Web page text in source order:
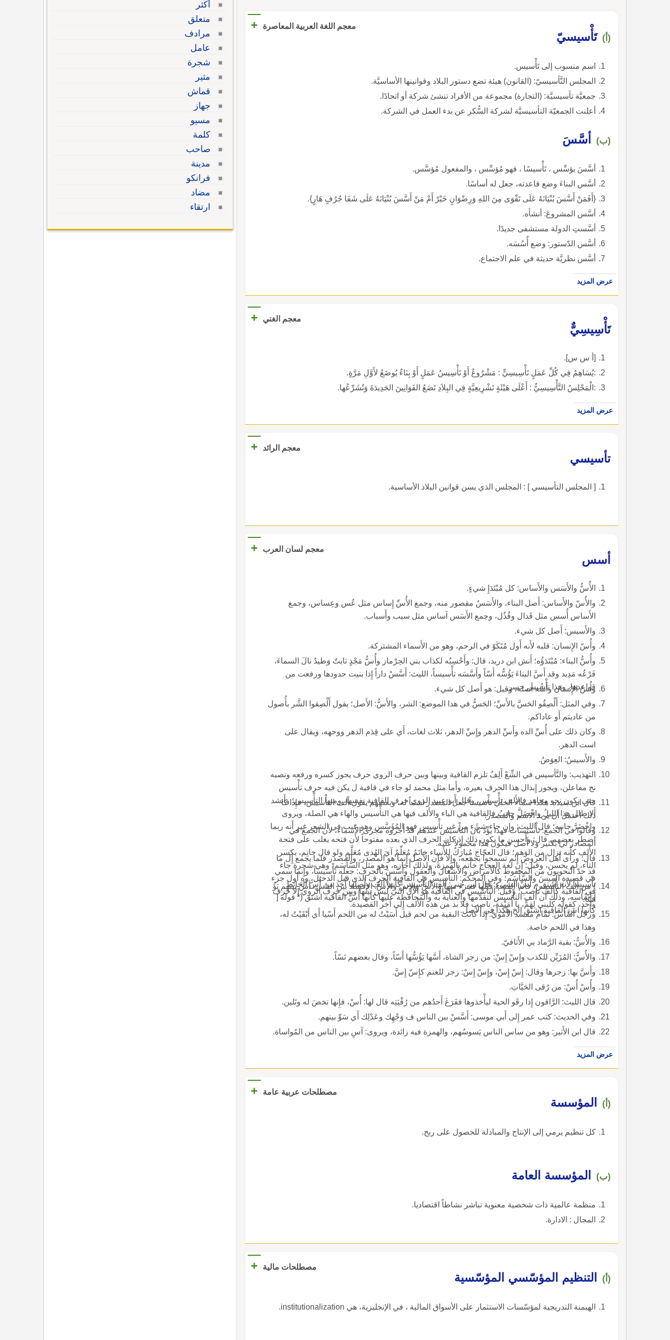
معجم اللغة العربية المعاصرة +
(أ) تَأْسيسيّ
اسم منسوب إلى تَأْسيس.
المجلس التَّأسيسيّ: (القانون) هيئة تضع دستور البلاد وقوانينها الأساسيَّة.
جمعيَّة تأسيسيَّة: (التجارة) مجموعة من الأفراد تنشئ شركة أو اتحادًا.
أعلنت الجمعيّة التأسيسيَّة لشركة السُّكر عن بدء العمل في الشركة.
(ب) أسَّسَ
أسَّسَ يؤسِّس ، تَأْسيسًا ، فهو مُؤسِّس ، والمفعول مُؤسَّس.
أسَّس البناءَ وضع قاعدته، جعل له أساسًا.
{أَفَمَنْ أَسَّسَ بُنْيَانَهُ عَلَى تَقْوَى مِنَ اللهِ وَرِضْوَانٍ خَيْرٌ أَمْ مَنْ أَسَّسَ بُنْيَانَهُ عَلَى شَفَا جُرُفٍ هَارٍ}.
أسَّس المشروعَ: أنشأه.
أسَّستِ الدولة مستشفى جديدًا.
أسَّس الدّستور: وضع أُسُسَه.
أسَّس نظريَّة حديثة في علم الاجتماع.
عرض المزيد
معجم الغني
+
تَأْسِيسِيٌّ
[أ س س].
:يُسَاهِمُ فِي كُلِّ عَمَلٍ تَأْسِيسِيٍّ : مَشْرُوعٌ أَوْ تَأْسِيسُ عَمَلٍ أَوْ بِنَاءٌ يُوضَعُ لأَوَّلِ مَرَّةٍ.
:الْمَجْلِسُ التَّأْسِيسِيُّ : أَعْلَى هَيْئَةٍ تَشْرِيعِيَّةٍ فِي البِلاَدِ تَضَعُ القَوَانِينَ الجَدِيدَةَ وَتُشَرِّعُها.
عرض المزيد
معجم الرائد
+
تأسيسي
[ المجلس التأسيسي ] : المجلس الذي يسن قوانين البلاد الأساسية.
معجم لسان العرب
+
أسس
الأُسُّ والأَسَس والأَساس: كل مُبْتَدَإِ شيءٍ.
والأُسّ والأَساس: أَصل البناء، والأَسَسُ مقصور منه، وجمع الأُسِّ إِساس مثل عُس وعِساس، وجمع
الأَساس أُسس مثل قَذال وقُذُل، وجمع الأَسَس آساس مثل سبب وأَسباب.
والأَسيس: أَصل كل شيء.
وأُسّ الإِنسان: قلبه لأَنه أَول مُتَكَوّ في الرحم، وهو من الأَسماء المشتركة.
وأُسُّ البناء: مُبْتَدَؤُه؛ أَنش ابن دريد، قال: وأَحْسِبُه لكذاب بني الحِرْماز وأُسُّ مَجْدٍ ثابتٌ وَطيدُ نالَ السماءَ،
فَرْعُه مَدِيد وقد أَسَّ البناءَ يَؤُسُّه أَسّاً وأَسَّسَه تأْسيساً، الليث: أَسَّسْ داراً إِذا بنيت حدودها ورفعت من
قواعدها، وهذا تأْسيس حسن.
وأُسّ الإِنسان وأَسُّه أَصله، وقيل: هو أَصل كل شيء.
وفي المثل: أَلْصِقُو الحَسَّ بالأَسِّ؛ الحَسُّ في هذا الموضع: الشر، والأَسُّ: الأَصل؛ يقول أَلْصِقوا الشَّر بأُصول
من عاديتم أَو عاداكم.
وكان ذلك على أُسِّ الده وأَسِّ الدهر وإِسِّ الدهر، ثلاث لغات، أَي على قِدَم الدهر ووجهه، ويقال على
است الدهر.
والأَسيسُ: العِوَضُ.
التهذيب: والتَّأسيس في الشِّعْ أَلِفٌ تلزم القافية وبينها وبين حرف الروي حرف يجوز كسره ورفعه ونصبه
نح مفاعلن، ويجوز إِبدال هذا الحرف بغيره، وأَما مثل محمد لو جاء في قافية ل يكن فيه حرف تأْسيس
حتى يكون نحو مجاهد فالأَلف تأْسيس، وقال أَبو عبيد الروي حرف القافية نفسها، ومنها التأْسيس؛ وأَنشد
أَلا طال هذا الليلُ واخْضَلَّ جانِبُ فالقافية هي الباء والأَلف فيها هي التأْسيس والهاء هي الصلة، ويروى
واخْضَرَّ جانبه؛ قال الليث: وإِن جاء شيء من غير تأْسيس فهو المُؤَسَّس وهو عيب في الشعر غير أَنه ربما
اضطر بعضهم، قال: وأَحسن ما يكون ذلك إِذ كان الحرف الذي بعده مفتوحاً لأَن فتحه يغلب على فتحة
الأَلف كأَنه تزال من الوَهم؛ قال العجّاج مُبارَكٌ للأَنبياء خاتَمُ مُعَلِّمٌ آيَ الهُدى مُعَلَّم ولو قال خاتِم، بكسر
التاء، لم يحسن، وقيل: إن لغة العجاج خأْتم بالهمزة، ولذلك أَجازه، وهو مثل السَّأْسَم، وهي شجرة جاء
في قصيدة المِيسَ والسَّأْسَم؛ وفي المحكم: التأْسيس في القافية الحرف الذي قبل الدخيل، وه أَول جزء
في القافية كأَلف ناصب؛ وقيل: التأْسيس في القافية هو الأَل التي ليس بينها وبين حرف الروي إِلا حرف
واحد، كقوله كِليني لِهَمٍّ، يا أُمَيْمَة، ناصِب فلا بد من هذه الأَلف إِلى آخر القصيدة.
قال ابن سيده: هكذا سماء الخلي تأْسيساً جعل المصدر اسماً له، وبعضهم يقول أَلف التأْسيس، فإِذا كا
ذلك احتمل أَن يريد الاسم والمصدر.
وقالوا في الجمع: تأْسيسات فهذا يؤْذ بأَن التأْسيس عندهم قد أَجروه مجرى الأَسماء، لأَن الجمع في
المصادر لي بكثير ولا أَصل فيكون هذا محمولاً عليه.
قال: ورأى أَهل العروض إِنم تسمحوا بجمعه، وإِلا فإِن الأَصل إِنما هو المصدر، والمصدر قلما يجمع إِل ما
قد حدّ النحويون من المحفوظ كالأَمراض والأَشغال والعقول وأَسَّسَ بالحرف: جعله تأْسيساً، وإِنما سمي
تأْسيساً لأَنه اشتق م أُسِّ الشيء؛ قال ابن جني: أَلف التأْسيس كأَنها أَلف وأَصلها أُخذ من أُسّ الحائط
وأَساسه، وذلك أَن أَلف التأْسيس لتقدّمها والعناية به والمحافظة عليها كأَنها أُسُّ القافية اشتق (* قوله [
كأنها اس القافية اشتق إلخ هكذا في الأصل.
) من أَلف التأْسيس، فأَما الفتحة قبلها فجزء منها والأَسُّ والإِسُّ والأُسُّ: الإِفساد بين الناس، أَسَّ بينهم يَؤُ
أَسّاً.
ورجل أَسَّاسٌ: نَمّام مفسد الأُمَويُّ: إِذا كانت البقية من لحم قيل أَسَيْتُ له من اللحم أَسْيا أَي أَبْقَيْتُ له،
وهذا في اللحم خاصة.
والأُسُّ: بقية الرَّماد بي الأَثافيّ.
والأُسُّ: المُزَيِّن للكذب وإِسْ إِسْ: من زجر الشاة، أَسَّها يَؤُسُّها أَسّاً، وقال بعضهم نَسّاً.
وأَسَّ بها: زجرها وقال: إِسْ إِسْ، وإِسْ إِسْ: زجر للغنم كإِسّ إِسَّ.
وأُسْ أُسْ: من رُقى الحَيَّاتِ.
قال الليث: الرَّاقون إِذا رقَو الحية ليأْخذوها ففَرَغَ أَحدُهم من رُقْيَتِه قال لها: أُسْ، فإِنها تخضَ له وتَلين.
وفي الحديث: كتب عمر إِلى أَبي موسى: أَسَّسْ بين الناس ف وَجْهِك وعَدْلِك أَي سَوِّ بينهم.
قال ابن الأَثير: وهو من ساس الناس يَسوسُهم، والهمزة فيه زائدة، ويروى: آسِ بين الناس من المُواساة.
عرض المزيد
مصطلحات عربية عامة +
(أ) المؤسسة
كل تنظيم يرمي إلى الإنتاج والمبادلة للحصول على ربح.
(ب) المؤسسة العامة
منظمة عالمية ذات شخصية معنوية تباشر نشاطاً اقتصاديا.
المجال : الادارة.
مصطلحات مالية +
(أ) التنظيم المؤسّسي المؤسّسية
الهيمنة التدريجية لمؤسّسات الاستثمار على الأسواق المالية ، في الإنجليزية، هي institutionalization.
أكثر
متعلق
مرادف
عامل
شجرة
مثير
قماش
جهاز
مسيو
كلمة
صاحب
مدينة
فرانكو
مضاد
ارتقاء